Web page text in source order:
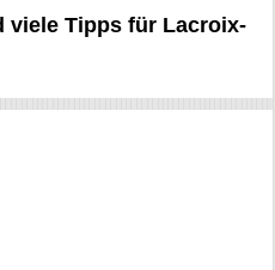
viele Tipps für Lacroix-